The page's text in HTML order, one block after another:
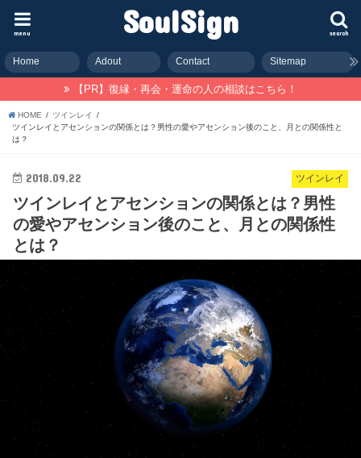
SoulSign search
menu
Home Adout Contact Sitemap
【PR】復縁・再会・運命の人の相談はこちら！
HOME
ツインレイ
ツインレイとアセンションの関係とは？男性の愛やアセンション後のこと、月との関係性と
は？
ツインレイ
2018.09.22
ツインレイとアセンションの関係とは？男性
の愛やアセンション後のこと、月との関係性
とは？